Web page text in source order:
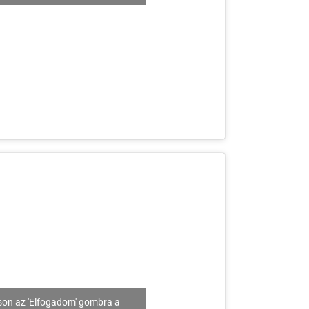
az 'Elfogadom' gombra a